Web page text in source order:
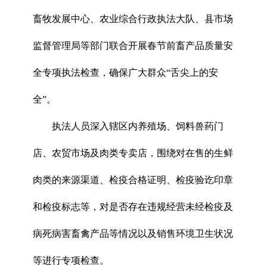
畜牧发展中心、农业综合行政执法大队、县市场
监督管理局等部门联合开展春节前畜产品质量安
全专项执法检查，确保广大群众“舌尖上的安
全”。
执法人员深入辖区内养殖场、饲料兽药门
店、农贸市场及肉类专卖店，围绕对在售的生鲜
肉类的来源渠道、检疫合格证明、检疫验讫印章
和检疫标志等，对是否存在违规经营未经检疫及
病死病害畜禽产品等情况以及销售环境卫生状况
等进行专项检查。